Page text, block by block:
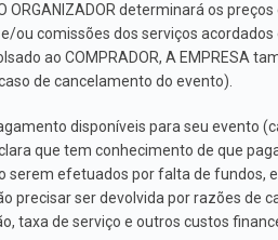
ORGANIZADOR determinará os
comissões dos serviços acordados
ao COMPRADOR, A EMPRESA
de cancelamento do evento).
disponíveis para seu evento
que tem conhecimento de que
serem efetuados por falta de
precisar ser devolvida por razões de
taxa de serviço e outros custos